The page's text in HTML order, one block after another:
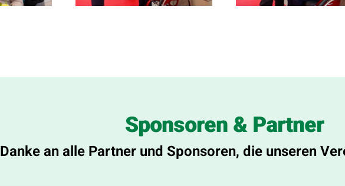
Sponsoren & Partner
Danke an alle Partner und Sponsoren, die unseren